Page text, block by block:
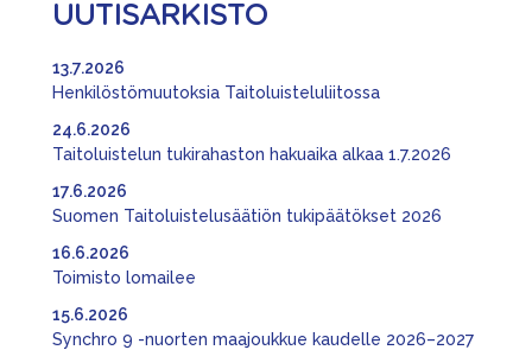
UUTISARKISTO
Henkilöstömuutoksia Taitoluisteluliitossa
13.7.2026
Taitoluistelun tukirahaston hakuaika alkaa 1.7.2026
24.6.2026
Suomen Taitoluistelusäätiön tukipäätökset 2026
17.6.2026
Toimisto lomailee
16.6.2026
Synchro 9 -nuorten maajoukkue kaudelle 2026–2027
15.6.2026